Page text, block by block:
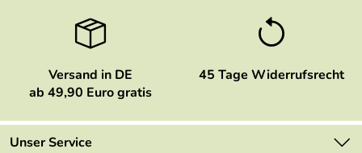
Versand in DE
ab 49,90 Euro gratis
45 Tage Widerrufsrecht
Unser Service